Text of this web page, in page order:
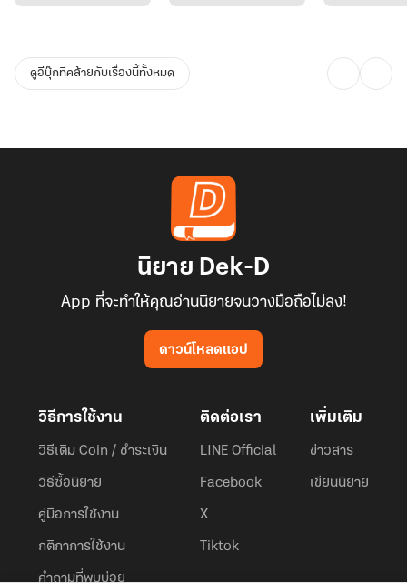
ดูอีบุ๊กที่คล้ายกับเรื่องนี้ทั้งหมด
นิยาย Dek-D
App ที่จะทำให้คุณอ่านนิยายจนวางมือถือไม่ลง!
ดาวน์โหลดแอป
วิธีการใช้งาน
วิธีเติม Coin / ชำระเงิน
วิธีซื้อนิยาย
คู่มือการใช้งาน
กติกาการใช้งาน
คำถามที่พบบ่อย
ติดต่อเรา
LINE Official
Facebook
X
Tiktok
เพิ่มเติม
ข่าวสาร
เขียนนิยาย